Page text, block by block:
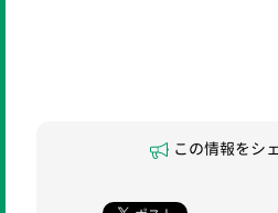
この情報をシ